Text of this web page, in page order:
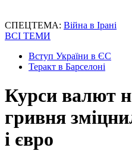
СПЕЦТЕМА: Війна в Ірані
ВСІ ТЕМИ
Вступ України в ЄС
Теракт в Барселоні
Курси валют
гривня
і євро